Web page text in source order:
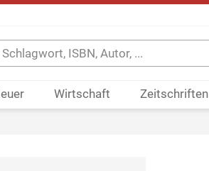
Wirtschaft Zeitschriften